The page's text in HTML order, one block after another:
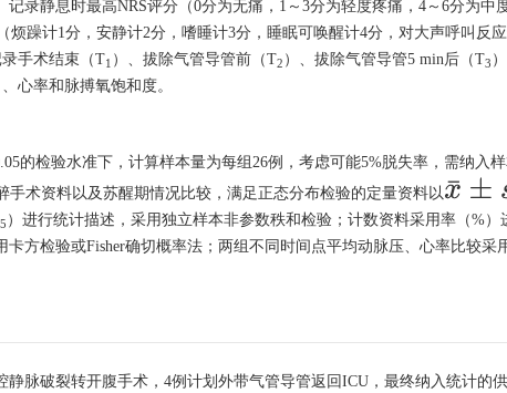
录静息时最高NRS评分（0分为无痛，1～3分为轻度疼痛，4～6分为中
烦躁计1分，安静计2分，嗜睡计3分，睡眠可唤醒计4分，对大声呼叫反
手术结束（T1 ）、拔除气管导管前（T2 ）、拔除气管导管5 min后（T3
心率和脉搏氧饱和度。
的检验水准下，计算样本量为每组26例，考虑可能5%脱失率，需纳入
手术资料以及苏醒期情况比较，满足正态分布检验的定量资料以x¯± s
）进行统计描述，采用独立样本非参数秩和检验；计数资料采用率（%
方检验或Fisher确切概率法；两组不同时间点平均动脉压、心率比较采
脉破裂转开腹手术，4例计划外带气管导管返回ICU，最终纳入统计的供